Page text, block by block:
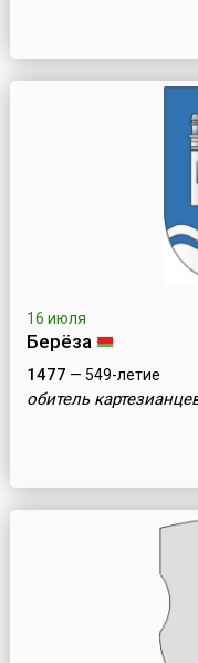
16 июля
Берёза
1477 — 549-летие
обитель